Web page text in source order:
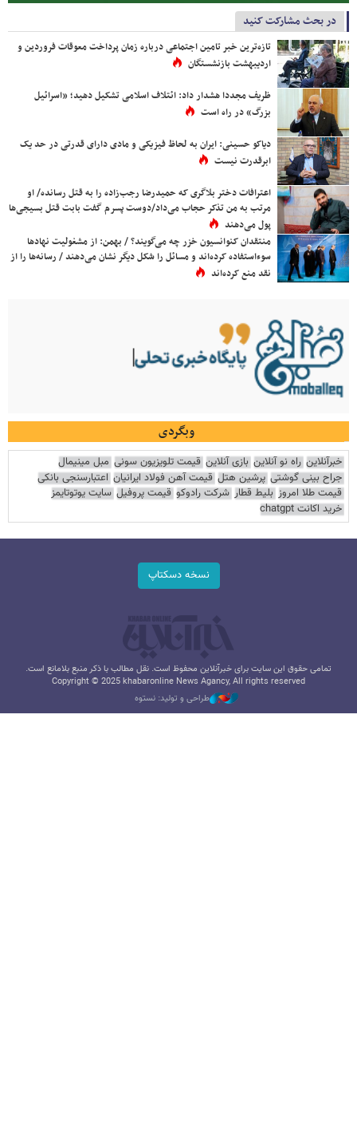
در بحث مشارکت کنید
تازه‌ترین خبر تامین اجتماعی درباره زمان پرداخت معوقات فروردین و
اردیبهشت بازنشستگان
ظریف مجددا هشدار داد: ائتلاف اسلامی تشکیل دهید؛ «اسرائیل
بزرگ» در راه است
دیاکو حسینی: ایران به لحاظ فیزیکی و مادی دارای قدرتی در حد یک
ابرقدرت نیست
اعترافات دختر بلاگری که حمیدرضا رجب‌زاده را به قتل رسانده/ او
مرتب به من تذکر حجاب می‌داد/دوست پسرم گفت بابت قتل بسیجی‌ها
پول می‌دهند
منتقدان کنوانسیون خزر چه می‌گویند؟ / بهمن: از مشغولیت نهادها
سوءاستفاده کرده‌اند و مسائل را شکل دیگر نشان می‌دهند / رسانه‌ها را از
نقد منع کرده‌اند
وبگردی
خبرآنلاین راه نو آنلاین بازی آنلاین قیمت تلویزیون سونی مبل مینیمال
جراح بینی گوشتی پرشین هتل قیمت آهن فولاد ایرانیان اعتبارسنجی بانکی
قیمت طلا امروز بلیط قطار شرکت رادوکو قیمت پروفیل سایت یوتوتایمز
خرید اکانت chatgpt
نسخه دسکتاپ
تمامی حقوق این سایت برای خبرآنلاین محفوظ است. نقل مطالب با ذکر منبع بلامانع است.
Copyright © 2025 khabaronline News Agancy, All rights reserved
طراحی و تولید: نستوه